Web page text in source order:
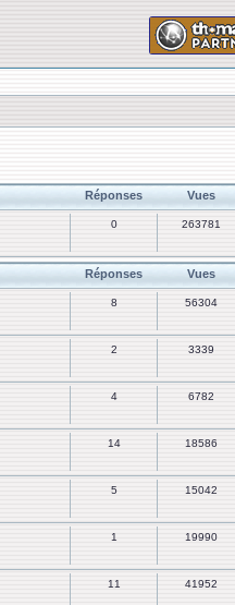
Réponses Vues
0 263781
Réponses Vues
8 56304
2 3339
4 6782
14 18586
5 15042
1 19990
11 41952